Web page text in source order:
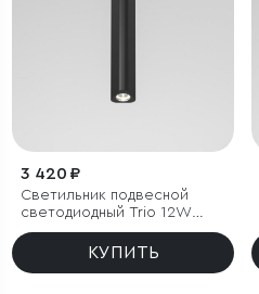
3 420 ₽
Светильник подвесной
светодиодный Trio 12W
4000K черный
КУПИТЬ